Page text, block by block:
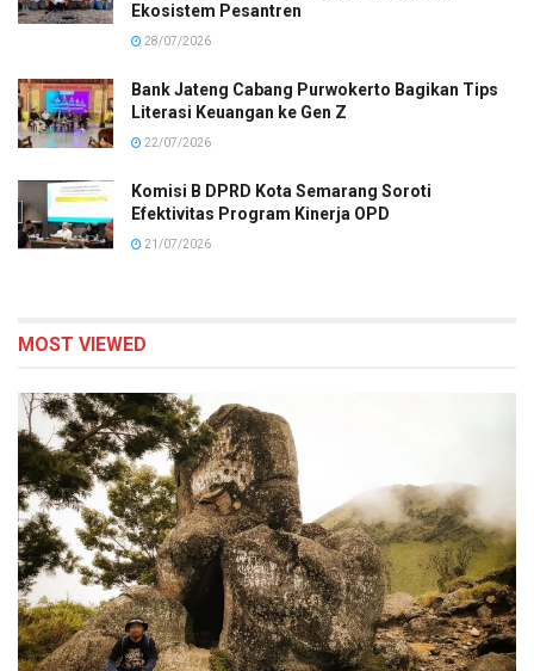
Ekosistem Pesantren
28/07/2026
Bank Jateng Cabang Purwokerto Bagikan Tips
Literasi Keuangan ke Gen Z
22/07/2026
Komisi B DPRD Kota Semarang Soroti
Efektivitas Program Kinerja OPD
21/07/2026
MOST VIEWED